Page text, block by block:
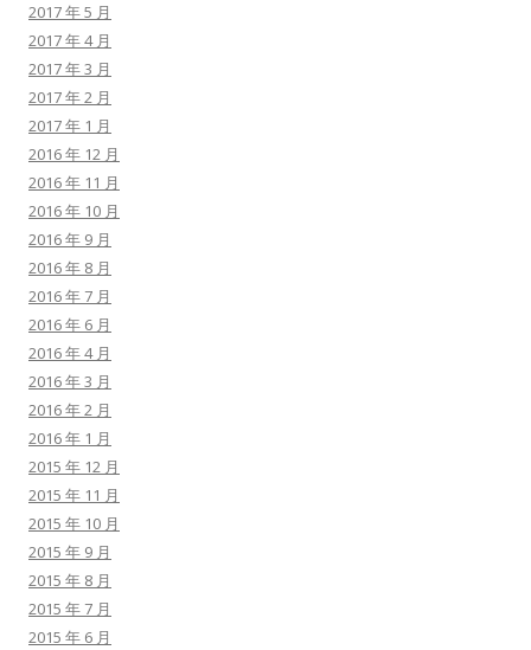
2017 年 5 月
2017 年 4 月
2017 年 3 月
2017 年 2 月
2017 年 1 月
2016 年 12 月
2016 年 11 月
2016 年 10 月
2016 年 9 月
2016 年 8 月
2016 年 7 月
2016 年 6 月
2016 年 4 月
2016 年 3 月
2016 年 2 月
2016 年 1 月
2015 年 12 月
2015 年 11 月
2015 年 10 月
2015 年 9 月
2015 年 8 月
2015 年 7 月
2015 年 6 月